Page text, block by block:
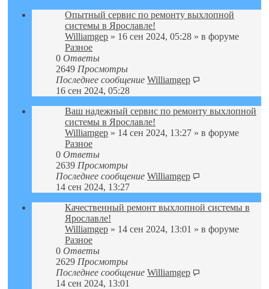
Опытный сервис по ремонту выхлопной
системы в Ярославле!
Williamgep » 16 сен 2024, 05:28 » в форуме
Разное
0 Ответы
2649 Просмотры
Последнее сообщение Williamgep
16 сен 2024, 05:28
Ваш надежный сервис по ремонту выхлопной
системы в Ярославле!
Williamgep » 14 сен 2024, 13:27 » в форуме
Разное
0 Ответы
2639 Просмотры
Последнее сообщение Williamgep
14 сен 2024, 13:27
Качественный ремонт выхлопной системы в
Ярославле!
Williamgep » 14 сен 2024, 13:01 » в форуме
Разное
0 Ответы
2629 Просмотры
Последнее сообщение Williamgep
14 сен 2024, 13:01